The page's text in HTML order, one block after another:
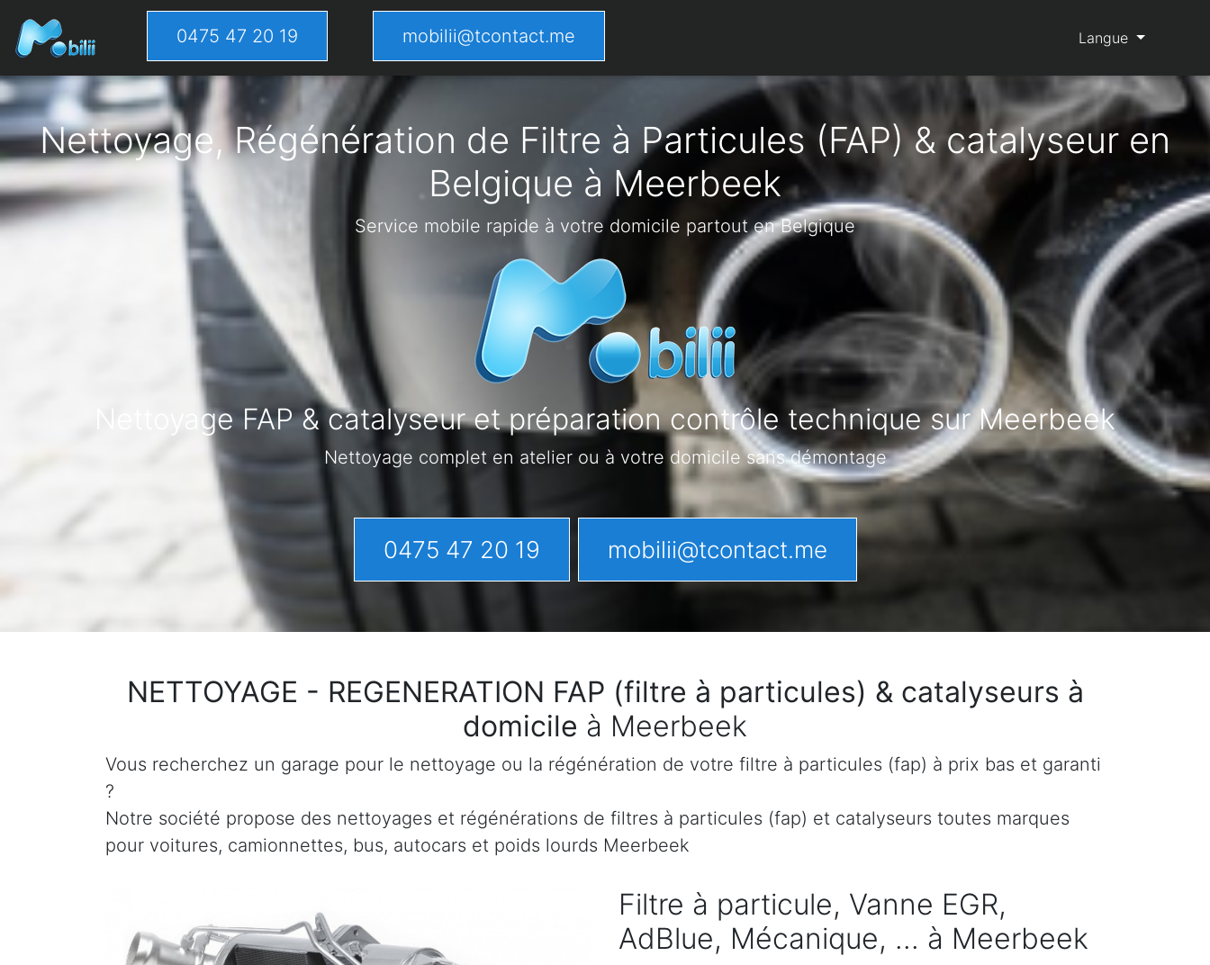
0475 47 20 19 mobilii@tcontact.me Langue
Nettoyage, Régénération de Filtre à Particules (FAP) & catalyseur en
Belgique à Meerbeek
Service mobile rapide à votre domicile partout en Belgique
Nettoyage FAP & catalyseur et préparation contrôle technique sur Meerbeek
Nettoyage complet en atelier ou à votre domicile sans démontage
0475 47 20 19 mobilii@tcontact.me
NETTOYAGE - REGENERATION FAP (filtre à particules) & catalyseurs à
domicile à Meerbeek
Vous recherchez un garage pour le nettoyage ou la régénération de votre filtre à particules (fap) à prix bas et garanti
?
Notre société propose des nettoyages et régénérations de filtres à particules (fap) et catalyseurs toutes marques
pour voitures, camionnettes, bus, autocars et poids lourds Meerbeek
Filtre à particule, Vanne EGR,
AdBlue, Mécanique, ... à Meerbeek